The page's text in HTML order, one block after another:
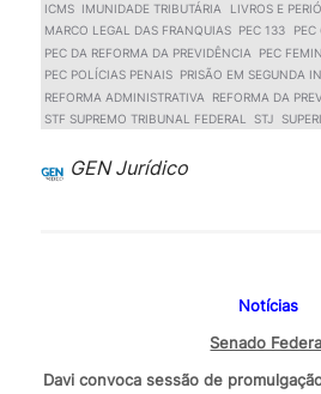
ICMS
IMUNIDADE TRIBUTÁRIA
LIVROS E
MARCO LEGAL DAS FRANQUIAS
PEC 133
PEC
PEC DA REFORMA DA PREVIDÊNCIA
PEC
PEC POLÍCIAS PENAIS
PRISÃO EM SEGUNDA
REFORMA ADMINISTRATIVA
REFORMA DA
STF SUPREMO TRIBUNAL FEDERAL
STJ
GEN Jurídico
Notícias
Senado
Davi convoca sessão de